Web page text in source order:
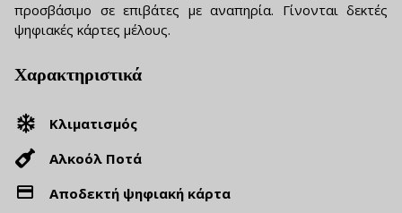
προσβάσιμο σε επιβάτες με αναπηρία. Γίνονται δεκτές
ψηφιακές κάρτες μέλους.
Χαρακτηριστικά
Κλιματισμός
Αλκοόλ Ποτά
Αποδεκτή ψηφιακή κάρτα